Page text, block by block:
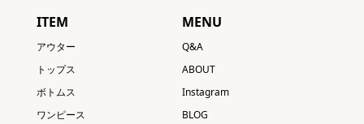
ITEM
アウター
トップス
ボトムス
ワンピース
MENU
Q&A
ABOUT
Instagram
BLOG